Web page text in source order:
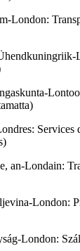
London:
Services
an-Londain:
London:
London: